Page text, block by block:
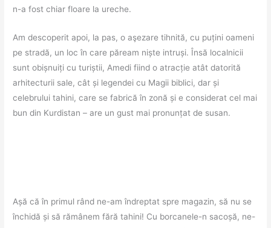
n-a fost chiar floare la ureche.
Am descoperit apoi, la pas, o aşezare tihnită, cu puțini oameni
pe stradă, un loc în care păream niște intruși. Însă localnicii
sunt obișnuiți cu turiștii, Amedi fiind o atracție atât datorită
arhitecturii sale, cât și legendei cu Magii biblici, dar și
celebrului tahini, care se fabrică în zonă și e considerat cel mai
bun din Kurdistan – are un gust mai pronunțat de susan.
Așă că în primul rând ne-am îndreptat spre magazin, să nu se
închidă și să rămânem fără tahini! Cu borcanele-n sacoșă, ne-